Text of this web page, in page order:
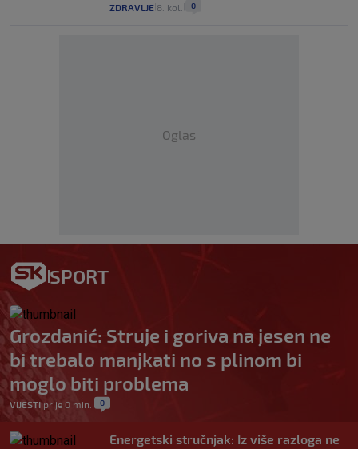
ZDRAVLJE 8. kol. 0
Oglas
SPORT
Grozdanić: Struje i goriva na jesen ne
bi trebalo manjkati no s plinom bi
moglo biti problema
VIJESTI prije 0 min. 0
Energetski stručnjak: Iz više razloga ne